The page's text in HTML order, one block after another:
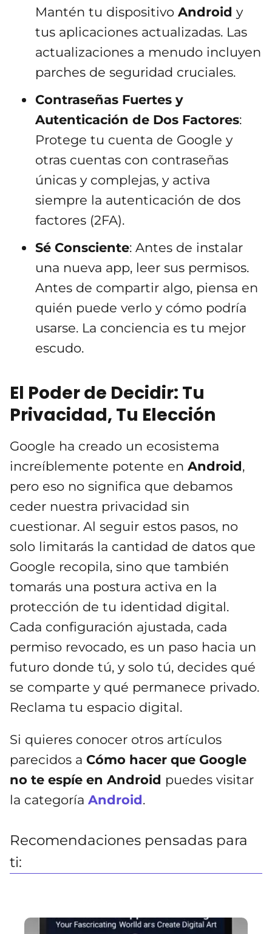
Mantén tu dispositivo Android y
tus aplicaciones actualizadas. Las
actualizaciones a menudo incluyen
parches de seguridad cruciales.
Contraseñas Fuertes y
Autenticación de Dos Factores:
Protege tu cuenta de Google y
otras cuentas con contraseñas
únicas y complejas, y activa
siempre la autenticación de dos
factores (2FA).
Sé Consciente: Antes de instalar
una nueva app, leer sus permisos.
Antes de compartir algo, piensa en
quién puede verlo y cómo podría
usarse. La conciencia es tu mejor
escudo.
El Poder de Decidir: Tu
Privacidad, Tu Elección
Google ha creado un ecosistema
increíblemente potente en Android,
pero eso no significa que debamos
ceder nuestra privacidad sin
cuestionar. Al seguir estos pasos, no
solo limitarás la cantidad de datos que
Google recopila, sino que también
tomarás una postura activa en la
protección de tu identidad digital.
Cada configuración ajustada, cada
permiso revocado, es un paso hacia un
futuro donde tú, y solo tú, decides qué
se comparte y qué permanece privado.
Reclama tu espacio digital.
Si quieres conocer otros artículos
parecidos a Cómo hacer que Google
no te espíe en Android puedes visitar
la categoría Android.
Recomendaciones pensadas para
ti: